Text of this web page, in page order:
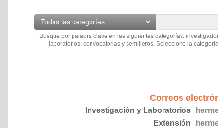
Todas las categorías
Busque por palabra clave en las siguientes categorías:
laboratorios, convocatorias y semilleros. Seleccione la
Correos
Investigación y Laboratorios
Extensión